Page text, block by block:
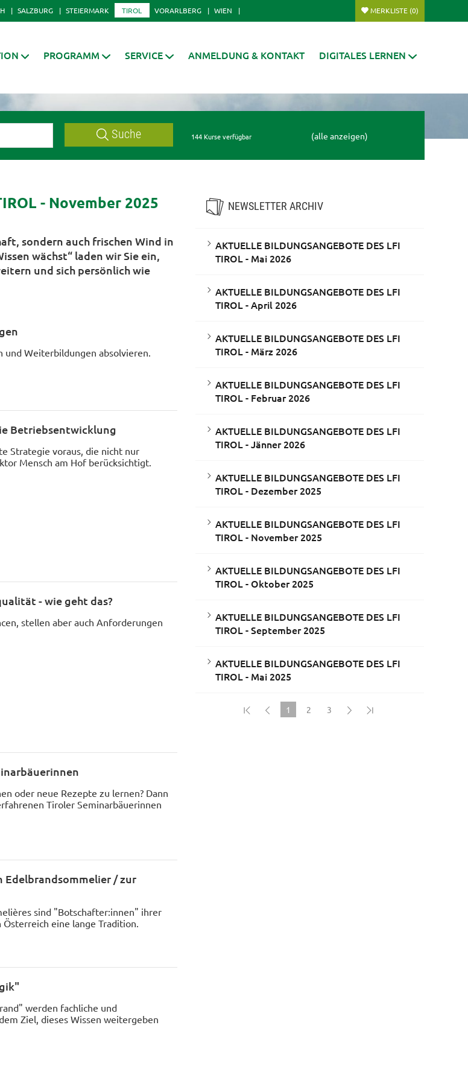
SALZBURG STEIERMARK TIROL VORARLBERG WIEN MERKLISTE (0)
PROGRAMM SERVICE ANMELDUNG & KONTAKT DIGITALES LERNEN
Suche 144 Kurse verfügbar (alle anzeigen)
- November 2025
sondern auch frischen Wind in
wächst“ laden wir Sie ein,
und sich persönlich wie
Weiterbildungen absolvieren.
Betriebsentwicklung
Strategie voraus, die nicht nur
Mensch am Hof berücksichtigt.
- wie geht das?
stellen aber auch Anforderungen
oder neue Rezepte zu lernen? Dann
Tiroler Seminarbäuerinnen
/ zur
sind "Botschafter:innen" ihrer
eine lange Tradition.
werden fachliche und
Ziel, dieses Wissen weitergeben
NEWSLETTER ARCHIV
AKTUELLE BILDUNGSANGEBOTE DES LFI
TIROL - Mai 2026
AKTUELLE BILDUNGSANGEBOTE DES LFI
TIROL - April 2026
AKTUELLE BILDUNGSANGEBOTE DES LFI
TIROL - März 2026
AKTUELLE BILDUNGSANGEBOTE DES LFI
TIROL - Februar 2026
AKTUELLE BILDUNGSANGEBOTE DES LFI
TIROL - Jänner 2026
AKTUELLE BILDUNGSANGEBOTE DES LFI
TIROL - Dezember 2025
AKTUELLE BILDUNGSANGEBOTE DES LFI
TIROL - November 2025
AKTUELLE BILDUNGSANGEBOTE DES LFI
TIROL - Oktober 2025
AKTUELLE BILDUNGSANGEBOTE DES LFI
TIROL - September 2025
AKTUELLE BILDUNGSANGEBOTE DES LFI
TIROL - Mai 2025
1
2 3